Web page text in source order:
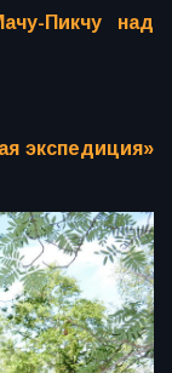
Пикчу над
экспедиция»